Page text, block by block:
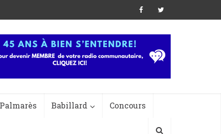
Palmarès Babillard Concours